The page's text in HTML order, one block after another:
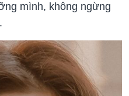
mình, không ngừng